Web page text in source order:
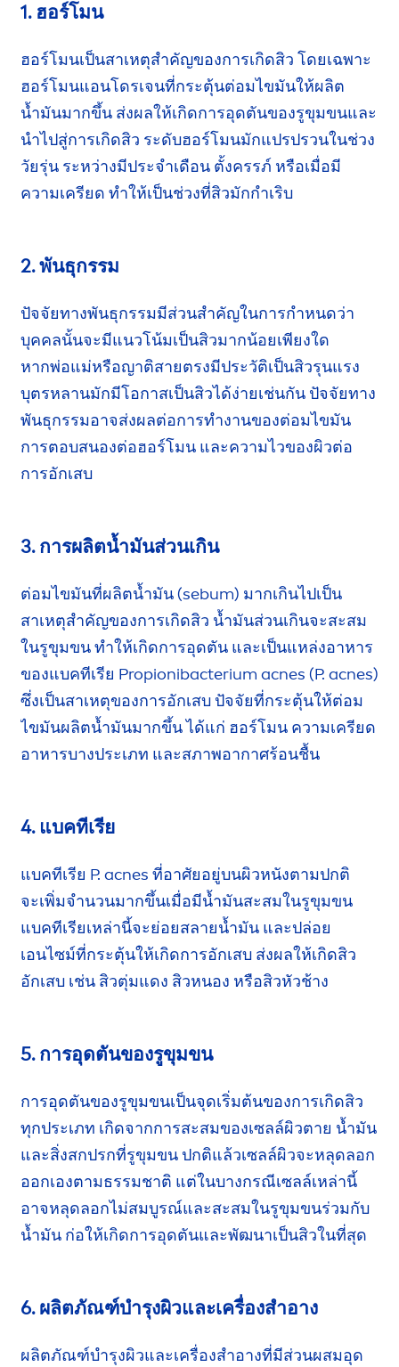
1. ฮอร์โมน
ฮอร์โมนเป็นสาเหตุสำคัญของการเกิดสิว โดยเฉพาะ
ฮอร์โมนแอนโดรเจนที่กระตุ้นต่อมไขมันให้ผลิต
น้ำมันมากขึ้น ส่งผลให้เกิดการอุดตันของรูขุมขนและ
นำไปสู่การเกิดสิว ระดับฮอร์โมนมักแปรปรวนในช่วง
วัยรุ่น ระหว่างมีประจำเดือน ตั้งครรภ์ หรือเมื่อมี
ความเครียด ทำให้เป็นช่วงที่สิวมักกำเริบ
2. พันธุกรรม
ปัจจัยทางพันธุกรรมมีส่วนสำคัญในการกำหนดว่า
บุคคลนั้นจะมีแนวโน้มเป็นสิวมากน้อยเพียงใด
หากพ่อแม่หรือญาติสายตรงมีประวัติเป็นสิวรุนแรง
บุตรหลานมักมีโอกาสเป็นสิวได้ง่ายเช่นกัน ปัจจัยทาง
พันธุกรรมอาจส่งผลต่อการทำงานของต่อมไขมัน
การตอบสนองต่อฮอร์โมน และความไวของผิวต่อ
การอักเสบ
3. การผลิตน้ำมันส่วนเกิน
ต่อมไขมันที่ผลิตน้ำมัน (sebum) มากเกินไปเป็น
สาเหตุสำคัญของการเกิดสิว น้ำมันส่วนเกินจะสะสม
ในรูขุมขน ทำให้เกิดการอุดตัน และเป็นแหล่งอาหาร
ของแบคทีเรีย Propionibacterium acnes (P. acnes)
ซึ่งเป็นสาเหตุของการอักเสบ ปัจจัยที่กระตุ้นให้ต่อม
ไขมันผลิตน้ำมันมากขึ้น ได้แก่ ฮอร์โมน ความเครียด
อาหารบางประเภท และสภาพอากาศร้อนชื้น
4. แบคทีเรีย
แบคทีเรีย P. acnes ที่อาศัยอยู่บนผิวหนังตามปกติ
จะเพิ่มจำนวนมากขึ้นเมื่อมีน้ำมันสะสมในรูขุมขน
แบคทีเรียเหล่านี้จะย่อยสลายน้ำมัน และปล่อย
เอนไซม์ที่กระตุ้นให้เกิดการอักเสบ ส่งผลให้เกิดสิว
อักเสบ เช่น สิวตุ่มแดง สิวหนอง หรือสิวหัวช้าง
5. การอุดตันของรูขุมขน
การอุดตันของรูขุมขนเป็นจุดเริ่มต้นของการเกิดสิว
ทุกประเภท เกิดจากการสะสมของเซลล์ผิวตาย น้ำมัน
และสิ่งสกปรกที่รูขุมขน ปกติแล้วเซลล์ผิวจะหลุดลอก
ออกเองตามธรรมชาติ แต่ในบางกรณีเซลล์เหล่านี้
อาจหลุดลอกไม่สมบูรณ์และสะสมในรูขุมขนร่วมกับ
น้ำมัน ก่อให้เกิดการอุดตันและพัฒนาเป็นสิวในที่สุด
6. ผลิตภัณฑ์บำรุงผิวและเครื่องสำอาง
ผลิตภัณฑ์บำรุงผิวและเครื่องสำอางที่มีส่วนผสมอุด